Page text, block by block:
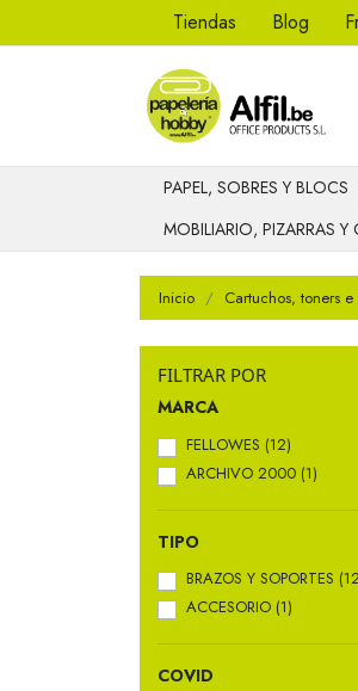
Tiendas Blog
PAPEL, SOBRES Y BLOCS
MOBILIARIO, PIZARRAS
Inicio Cartuchos, toners
FILTRAR POR
MARCA
FELLOWES (12)
ARCHIVO 2000 (1)
TIPO
BRAZOS Y SOPORTES
ACCESORIO (1)
COVID